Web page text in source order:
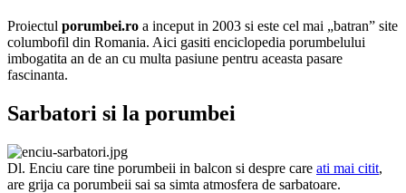
Proiectul porumbei.ro a inceput in 2003 si este cel mai „batran” site
columbofil din Romania. Aici gasiti enciclopedia porumbelului
imbogatita an de an cu multa pasiune pentru aceasta pasare
fascinanta.
Sarbatori si la porumbei
Dl. Enciu care tine porumbeii in balcon si despre care ati mai citit,
are grija ca porumbeii sai sa simta atmosfera de sarbatoare.